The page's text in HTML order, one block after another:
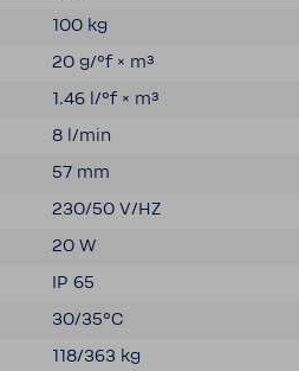
100 kg
20 g/°f × m³
1.46 l/°f × m³
8 l/min
57 mm
230/50 V/HZ
20 W
IP 65
30/35°C
118/363 kg